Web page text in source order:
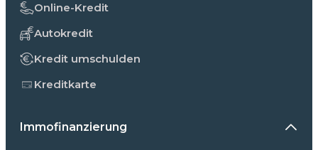
Online-Kredit
Autokredit
Kredit umschulden
Kreditkarte
Immofinanzierung